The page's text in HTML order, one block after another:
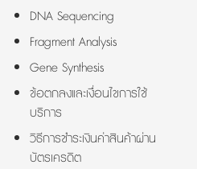
DNA Sequencing
Fragment Analysis
Gene Synthesis
ข้อตกลงและเงื่อนไขการใช้
บริการ
วิธีการชำระเงินค่าสินค้าผ่าน
บัตรเครดิต